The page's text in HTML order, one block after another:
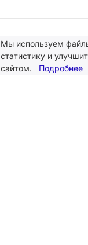
Подписывайтесь
на новости и акции
Мы используем
статистику и
сайтом. Подробнее